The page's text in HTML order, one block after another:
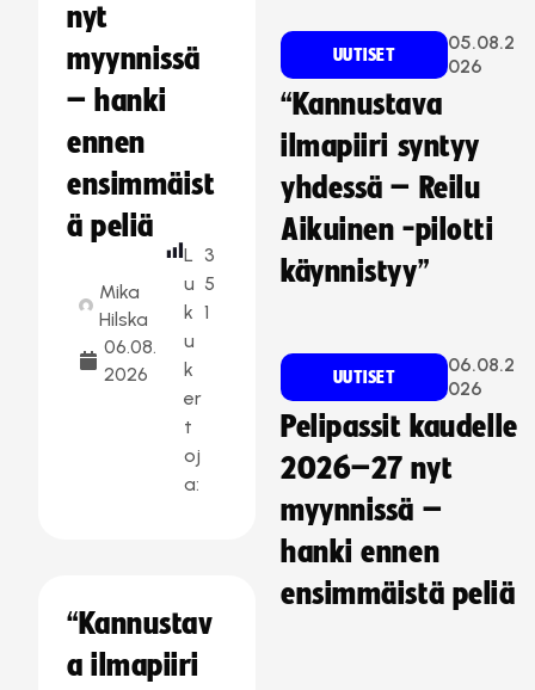
nyt
myynnissä
– hanki
ennen
ensimmäist
ä peliä
Mika
Hilska
06.08.
2026
L
u
k
u
k
er
t
oj
a:
3
5
1
“Kannustav
a ilmapiiri
UUTISET
05.08.2
026
“Kannustava
ilmapiiri syntyy
yhdessä – Reilu
Aikuinen -pilotti
käynnistyy”
UUTISET
06.08.2
026
Pelipassit kaudelle
2026–27 nyt
myynnissä –
hanki ennen
ensimmäistä peliä